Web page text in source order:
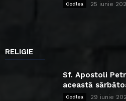
Codlea 25 iunie
RELIGIE
Sf. Apostoli
această
Codlea 29 iunie